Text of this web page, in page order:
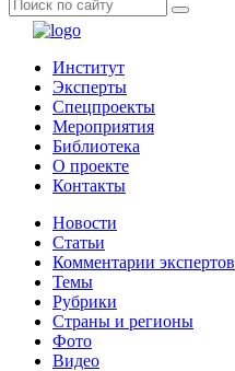
Институт
Эксперты
Спецпроекты
Мероприятия
Библиотека
О проекте
Контакты
Новости
Статьи
Комментарии экспертов
Темы
Рубрики
Страны и регионы
Фото
Видео